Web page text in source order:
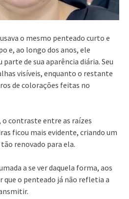
o mesmo penteado curto e
e, ao longo dos anos, ele
de sua aparência diária. Seu
visíveis, enquanto o restante
de colorações feitas no
contraste entre as raízes
ficou mais evidente, criando um
renovado para ela.
a se ver daquela forma, aos
que o penteado já não refletia a